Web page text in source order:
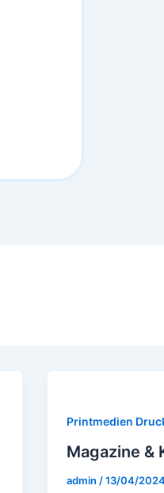
Printmedien
Magazine &
admin /13/04/2024